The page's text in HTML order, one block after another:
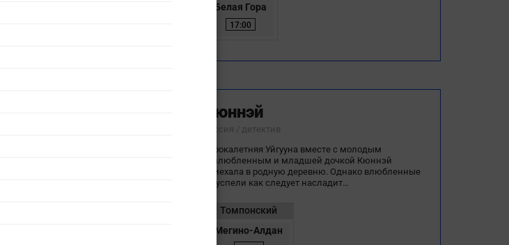
Белая Гора
17:00
Кюннэй
Россия / детектив
Сорокалетняя Уйгууна вместе с молодым
возлюбленным и младшей дочкой Кюннэй
приехала в родную деревню. Однако влюбленные
не успели как следует насладит…
Томпонский
Мегино-Алдан